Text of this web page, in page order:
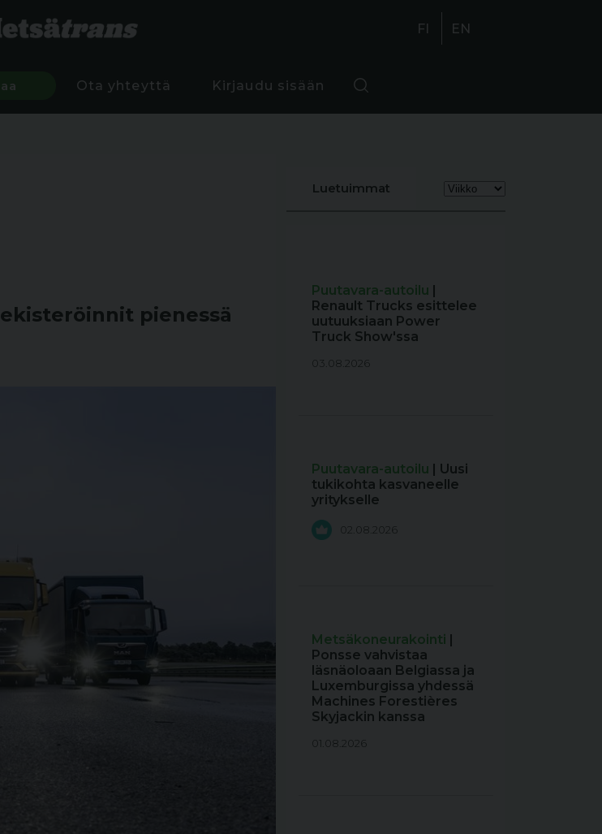
FI EN
Ota yhteyttä Kirjaudu sisään
pienessä
Luetuimmat
Puutavara-autoilu |
Renault Trucks esittelee
uutuuksiaan Power
Truck Show'ssa
03.08.2026
Puutavara-autoilu | Uusi
tukikohta kasvaneelle
yritykselle
02.08.2026
Metsäkoneurakointi |
Ponsse vahvistaa
läsnäoloaan Belgiassa ja
Luxemburgissa yhdessä
Machines Forestières
Skyjackin kanssa
01.08.2026